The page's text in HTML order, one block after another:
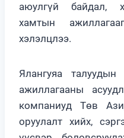
аюулгүй байдал,
хамтын
хэлэлцлээ.
Ялангуяа
ажиллагааны
компаниуд Төв
оруулалт хийх,